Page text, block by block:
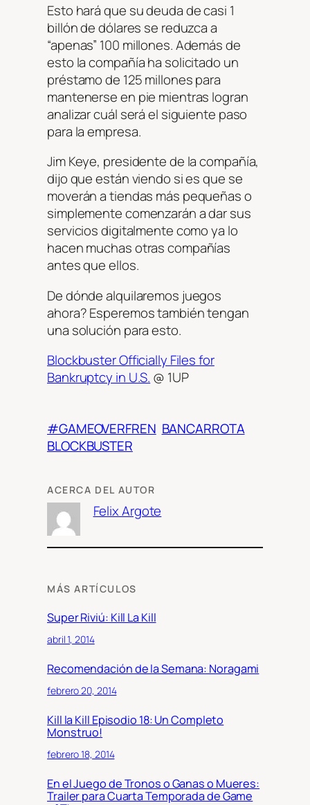
Esto hará que su deuda de casi 1
billón de dólares se reduzca a
“apenas” 100 millones. Además de
esto la compañía ha solicitado un
préstamo de 125 millones para
mantenerse en pie mientras logran
analizar cuál será el siguiente paso
para la empresa.
Jim Keye, presidente de la compañía,
dijo que están viendo si es que se
moverán a tiendas más pequeñas o
simplemente comenzarán a dar sus
servicios digitalmente como ya lo
hacen muchas otras compañías
antes que ellos.
De dónde alquilaremos juegos
ahora? Esperemos también tengan
una solución para esto.
Blockbuster Officially Files for
Bankruptcy in U.S. @ 1UP
#GAMEOVERFREN BANCARROTA
BLOCKBUSTER
ACERCA DEL AUTOR
Felix Argote
MÁS ARTÍCULOS
Super Riviú: Kill La Kill
abril 1, 2014
Recomendación de la Semana: Noragami
febrero 20, 2014
Kill la Kill Episodio 18: Un Completo
Monstruo!
febrero 18, 2014
En el Juego de Tronos o Ganas o Mueres:
Trailer para Cuarta Temporada de Game